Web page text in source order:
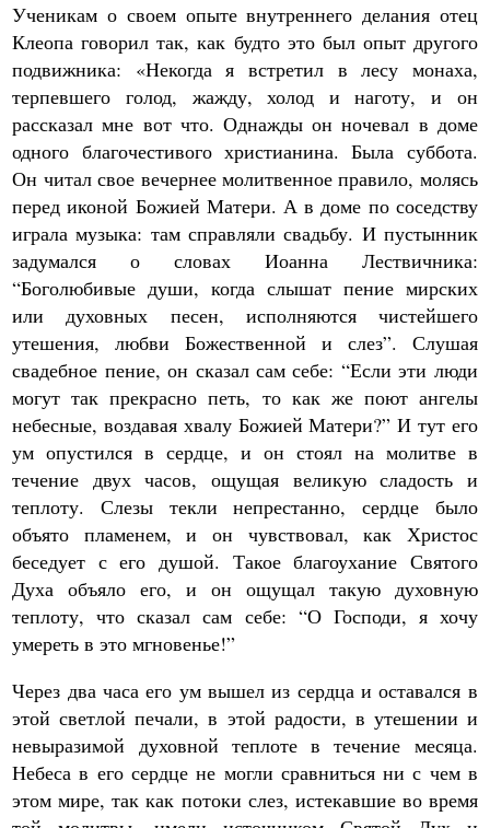
Ученикам о своем опыте внутреннего делания отец
Клеопа говорил так, как будто это был опыт другого
подвижника: «Некогда я встретил в лесу монаха,
терпевшего голод, жажду, холод и наготу, и он
рассказал мне вот что. Однажды он ночевал в доме
одного благочестивого христианина. Была суббота.
Он читал свое вечернее молитвенное правило, молясь
перед иконой Божией Матери. А в доме по соседству
играла музыка: там справляли свадьбу. И пустынник
задумался о словах Иоанна Лествичника:
“Боголюбивые души, когда слышат пение мирских
или духовных песен, исполняются чистейшего
утешения, любви Божественной и слез”. Слушая
свадебное пение, он сказал сам себе: “Если эти люди
могут так прекрасно петь, то как же поют ангелы
небесные, воздавая хвалу Божией Матери?” И тут его
ум опустился в сердце, и он стоял на молитве в
течение двух часов, ощущая великую сладость и
теплоту. Слезы текли непрестанно, сердце было
объято пламенем, и он чувствовал, как Христос
беседует с его душой. Такое благоухание Святого
Духа объяло его, и он ощущал такую духовную
теплоту, что сказал сам себе: “О Господи, я хочу
умереть в это мгновенье!”
Через два часа его ум вышел из сердца и оставался в
этой светлой печали, в этой радости, в утешении и
невыразимой духовной теплоте в течение месяца.
Небеса в его сердце не могли сравниться ни с чем в
этом мире, так как потоки слез, истекавшие во время